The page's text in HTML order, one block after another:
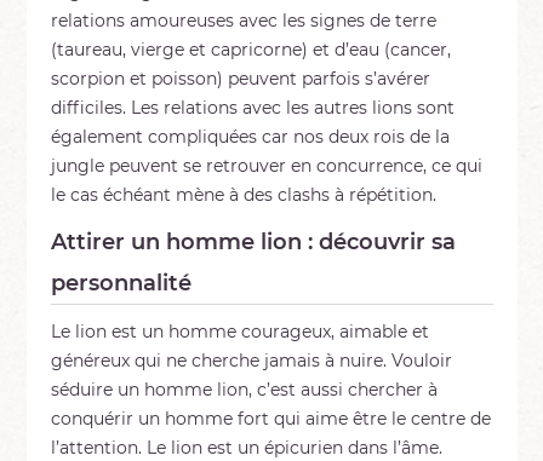
relations amoureuses avec les signes de terre
(taureau, vierge et capricorne) et d’eau (cancer,
scorpion et poisson) peuvent parfois s’avérer
difficiles. Les relations avec les autres lions sont
également compliquées car nos deux rois de la
jungle peuvent se retrouver en concurrence, ce qui
le cas échéant mène à des clashs à répétition.
Attirer un homme lion : découvrir sa
personnalité
Le lion est un homme courageux, aimable et
généreux qui ne cherche jamais à nuire. Vouloir
séduire un homme lion, c’est aussi chercher à
conquérir un homme fort qui aime être le centre de
l’attention. Le lion est un épicurien dans l’âme.